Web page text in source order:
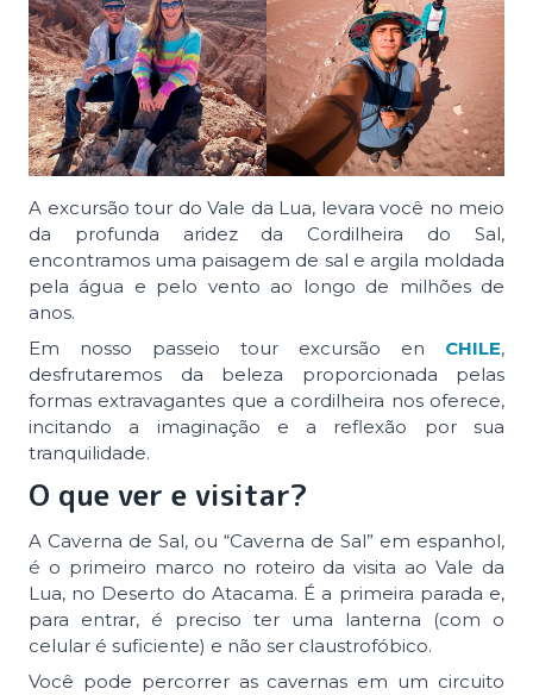
A excursão tour do Vale da Lua, levara você no meio
da profunda aridez da Cordilheira do Sal,
encontramos uma paisagem de sal e argila moldada
pela água e pelo vento ao longo de milhões de
anos.
Em nosso passeio tour excursão en CHILE,
desfrutaremos da beleza proporcionada pelas
formas extravagantes que a cordilheira nos oferece,
incitando a imaginação e a reflexão por sua
tranquilidade.
O que ver e visitar?
A Caverna de Sal, ou “Caverna de Sal” em espanhol,
é o primeiro marco no roteiro da visita ao Vale da
Lua, no Deserto do Atacama. É a primeira parada e,
para entrar, é preciso ter uma lanterna (com o
celular é suficiente) e não ser claustrofóbico.
Você pode percorrer as cavernas em um circuito